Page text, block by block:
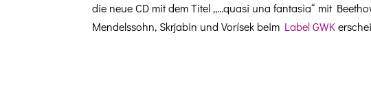
die neue CD mit dem Titel „…qua­si una fan­ta­sia“ mit
Mendelssohn, Skr­jabin und Vorísek beim Label GWK